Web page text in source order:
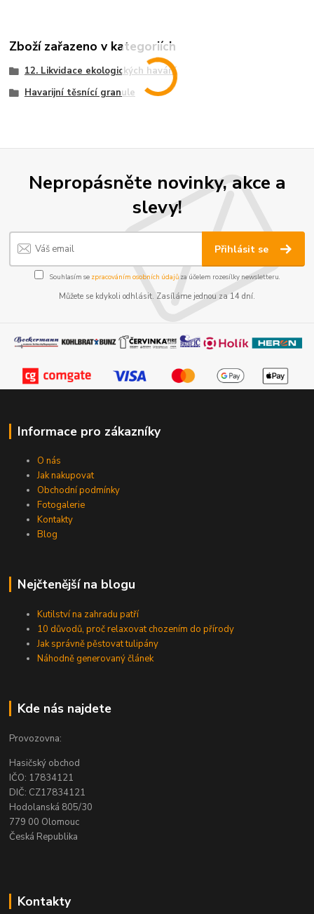
Zboží zařazeno v kategoriích
12. Likvidace ekologických havárií
Havarijní těsnící granule
Nepropásněte novinky, akce a
slevy!
Přihlásit se
Souhlasím se zpracováním osobních údajůza účelem rozesílky newsletteru.
Můžete se kdykoli odhlásit. Zasíláme jednou za 14 dní.
Informace pro zákazníky
O nás
Jak nakupovat
Obchodní podmínky
Fotogalerie
Kontakty
Blog
Nejčtenější na blogu
Kutilství na zahradu patří
10 důvodů, proč relaxovat chozením do přírody
Jak správně pěstovat tulipány
Náhodně generovaný článek
Kde nás najdete
Provozovna:
Hasičský obchod
IČO: 17834121
DIČ: CZ17834121
Hodolanská 805/30
779 00 Olomouc
Česká Republika
Kontakty